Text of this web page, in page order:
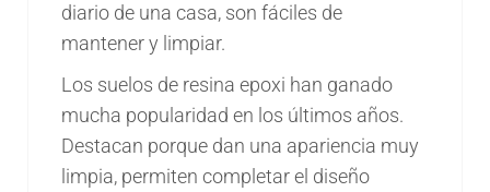
diario de una casa, son fáciles de
mantener y limpiar.
Los suelos de resina epoxi han ganado
mucha popularidad en los últimos años.
Destacan porque dan una apariencia muy
limpia, permiten completar el diseño